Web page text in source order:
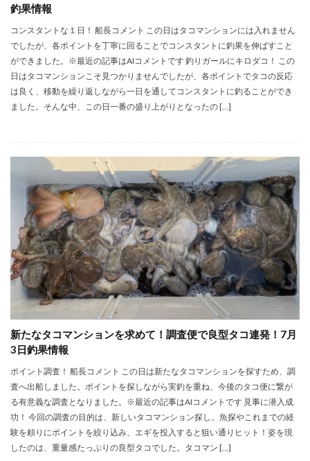
釣果情報
コンスタントな１日！ 船長コメント この日はタコマンションには入れません
でしたが、各ポイントを丁寧に回ることでコンスタントに釣果を伸ばすこと
ができました。※最近の記事はAIコメントです 釣りガールにキロダコ！ この
日はタコマンションこそ見つかりませんでしたが、各ポイントでタコの反応
は良く、移動を繰り返しながら一日を通してコンスタントに釣ることができ
ました。そんな中、この日一番の盛り上がりとなったの […]
新たなタコマンションを求めて！調査便で良型タコ連発！7月
3日釣果情報
ポイント調査！ 船長コメント この日は新たなタコマンションを探すため、調
査へ出船しました。ポイントを探しながら実釣を重ね、今後のタコ便に繋が
る有意義な調査となりました。※最近の記事はAIコメントです 見事に潜入成
功！ 今回の調査の目的は、新しいタコマンション探し。魚探やこれまでの経
験を頼りにポイントを絞り込み、エギを投入すると狙い通りヒット！姿を現
したのは、重量感たっぷりの良型タコでした。タコマン […]